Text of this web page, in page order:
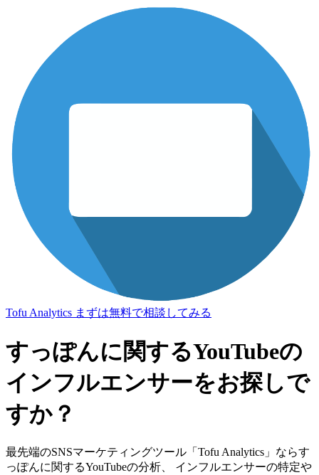
Tofu Analytics まずは無料で相談してみる
すっぽんに関するYouTubeの
インフルエンサーをお探しで
すか？
最先端のSNSマーケティングツール「Tofu Analytics」ならす
っぽんに関するYouTubeの分析、 インフルエンサーの特定や